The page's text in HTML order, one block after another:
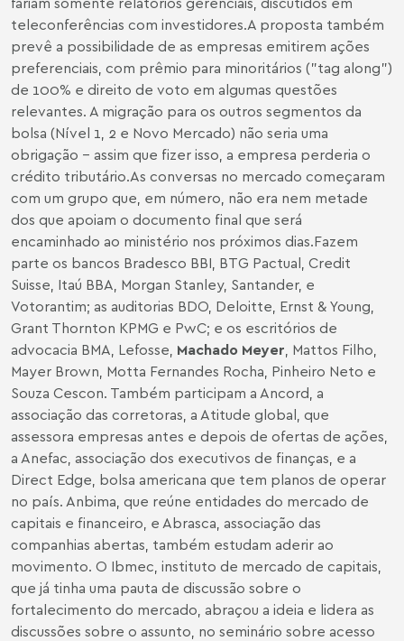
teleconferências com investidores.A proposta também
prevê a possibilidade de as empresas emitirem ações
preferenciais, com prêmio para minoritários ("tag along")
de 100% e direito de voto em algumas questões
relevantes. A migração para os outros segmentos da
bolsa (Nível 1, 2 e Novo Mercado) não seria uma
obrigação - assim que fizer isso, a empresa perderia o
crédito tributário.As conversas no mercado começaram
com um grupo que, em número, não era nem metade
dos que apoiam o documento final que será
encaminhado ao ministério nos próximos dias.Fazem
parte os bancos Bradesco BBI, BTG Pactual, Credit
Suisse, Itaú BBA, Morgan Stanley, Santander, e
Votorantim; as auditorias BDO, Deloitte, Ernst & Young,
Grant Thornton KPMG e PwC; e os escritórios de
advocacia BMA, Lefosse, Machado Meyer, Mattos Filho,
Mayer Brown, Motta Fernandes Rocha, Pinheiro Neto e
Souza Cescon. Também participam a Ancord, a
associação das corretoras, a Atitude global, que
assessora empresas antes e depois de ofertas de ações,
a Anefac, associação dos executivos de finanças, e a
Direct Edge, bolsa americana que tem planos de operar
no país. Anbima, que reúne entidades do mercado de
capitais e financeiro, e Abrasca, associação das
companhias abertas, também estudam aderir ao
movimento. O Ibmec, instituto de mercado de capitais,
que já tinha uma pauta de discussão sobre o
fortalecimento do mercado, abraçou a ideia e lidera as
discussões sobre o assunto, no seminário sobre acesso